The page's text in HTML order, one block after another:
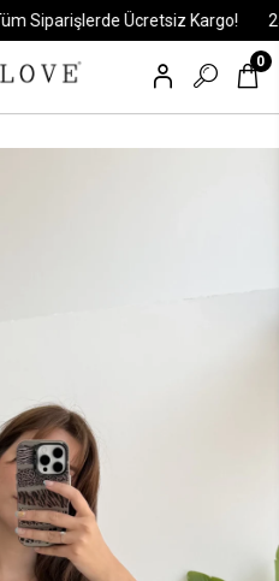
Ücretsiz Kargo!
0